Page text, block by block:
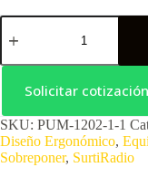
Solicitar cotización
SKU: PUM-1202-1-1
Diseño Ergonómico,
Sobreponer, SurtiRadio